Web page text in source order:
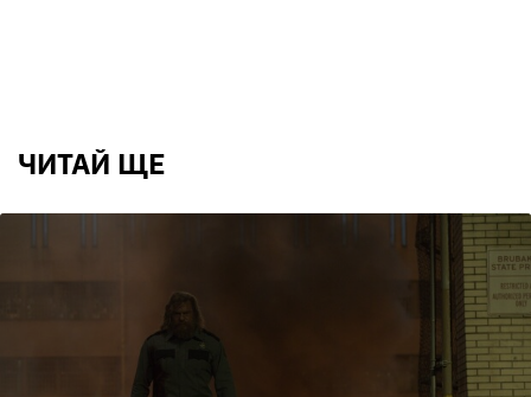
ЧИТАЙ ЩЕ